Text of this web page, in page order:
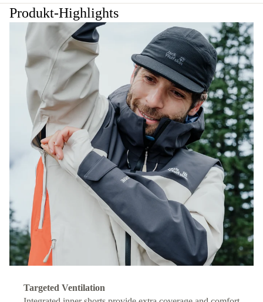
Produkt-Highlights
Targeted Ventilation